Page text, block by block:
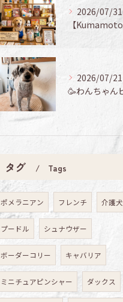
2026/07/31
2026/07/21
タグ Tags
ポメラニアン フレンチ 介護犬
プードル シュナウザー
ボーダーコリー キャバリア
ミニチュアピンシャー ダックス